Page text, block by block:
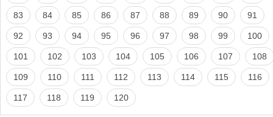
83 84 85 86 87 88 89 90 91
92 93 94 95 96 97 98 99 100
101 102 103 104 105 106 107 108
109 110 111 112 113 114 115 116
117 118 119 120